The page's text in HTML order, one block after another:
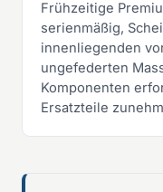
Frühzeitige
serienmäßig,
innenliegenden
ungefederten
Komponenten
Ersatzteile